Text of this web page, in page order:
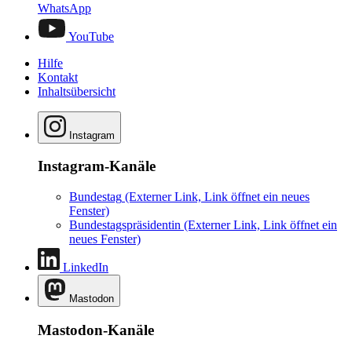
WhatsApp
YouTube
Hilfe
Kontakt
Inhaltsübersicht
Instagram
Instagram-Kanäle
Bundestag (Externer Link, Link öffnet ein neues
Fenster)
Bundestagspräsidentin (Externer Link, Link öffnet ein
neues Fenster)
LinkedIn
Mastodon
Mastodon-Kanäle